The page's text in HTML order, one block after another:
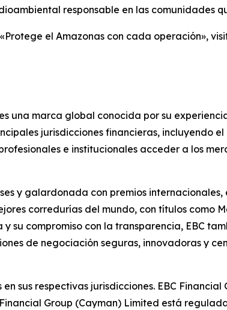
responsable en las comunidades
el Amazonas con cada operación»,
es una marca global conocida por su
jurisdicciones financieras, incluyendo
e institucionales acceder a los
y galardonada con premios
corredurías del mundo, con títulos como
su compromiso con la transparencia, EBC
de negociación seguras, innovadoras y
sus respectivas jurisdicciones. EBC
Group (Cayman) Limited está